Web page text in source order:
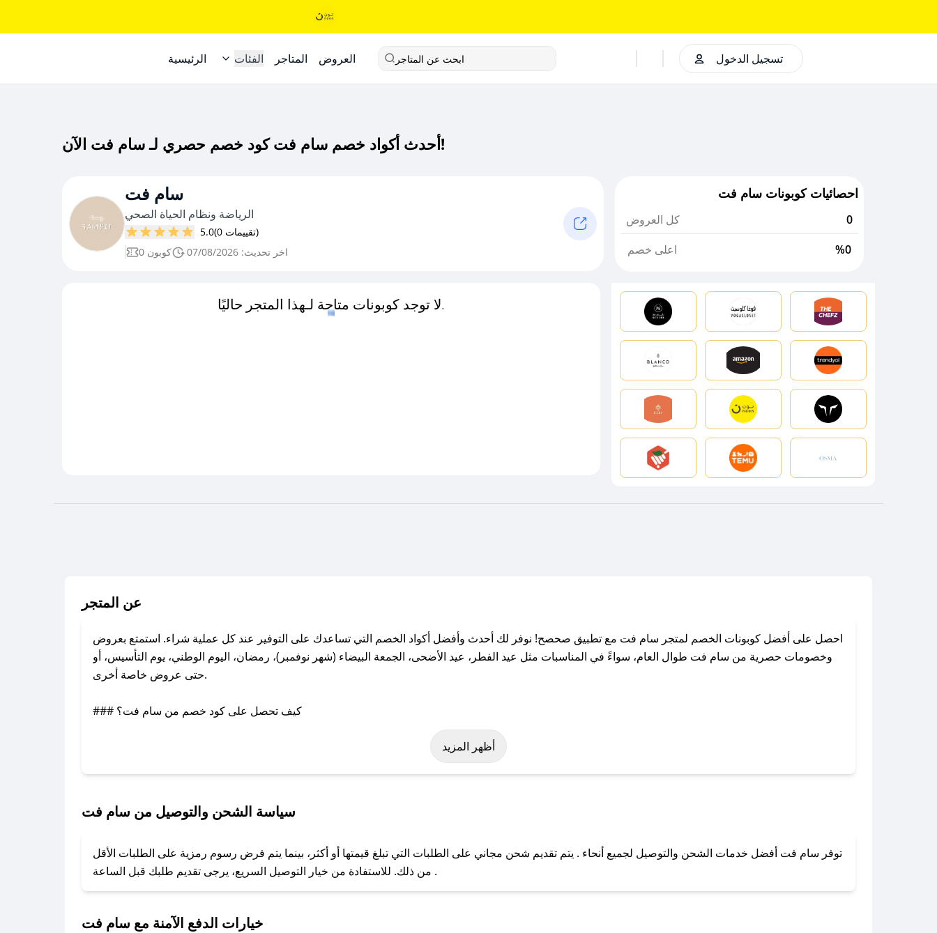
الرئيسية الفئات المتاجر العروض ابحث عن المتاجر تسجيل الدخول
أحدث أكواد خصم سام فت كود خصم حصري لـ سام فت الآن!
سام فت
الرياضة ونظام الحياة الصحي
5.0
(0 تقييمات)
0 كوبون
اخر تحديث: 07/08/2026
احصائيات كوبونات سام فت
كل العروض
0
اعلى خصم
%0
لا توجد كوبونات متاحة لـهذا المتجر حاليًا.
عن المتجر
احصل على أفضل كوبونات الخصم لمتجر سام فت مع تطبيق صحصح! نوفر لك أحدث وأفضل أكواد الخصم التي تساعدك على التوفير عند كل عملية شراء. استمتع بعروض
وخصومات حصرية من سام فت طوال العام، سواءً في المناسبات مثل عيد الفطر، عيد الأضحى، الجمعة البيضاء (شهر نوفمبر)، رمضان، اليوم الوطني، يوم التأسيس، أو
حتى عروض خاصة أخرى.
### كيف تحصل على كود خصم من سام فت؟
باستخدام تطبيق صحصح، يمكنك العثور بسهولة على كود خصم سام فت. وفي حال عدم توفر الكوبون، تواصل معنا عبر تويتر أو البريد الإلكتروني لإضافته بسرعة.
لا تقلق! يمكنك التواصل مع فريق دعم صحصح عبر الرسائل الخاصة على تويتر أو البريد الإلكتروني، وسنقوم بحل المشكلة في أسرع وقت ممكن.
### ماذا أفعل إذا لم أجد كود خصم لمتجري المفضل؟
أظهر المزيد
سياسة الشحن والتوصيل من سام فت
توفر سام فت أفضل خدمات الشحن والتوصيل لجميع أنحاء . يتم تقديم شحن مجاني على الطلبات التي تبلغ قيمتها أو أكثر، بينما يتم فرض رسوم رمزية على الطلبات الأقل
من ذلك. للاستفادة من خيار التوصيل السريع، يرجى تقديم طلبك قبل الساعة .
خيارات الدفع الآمنة مع سام فت